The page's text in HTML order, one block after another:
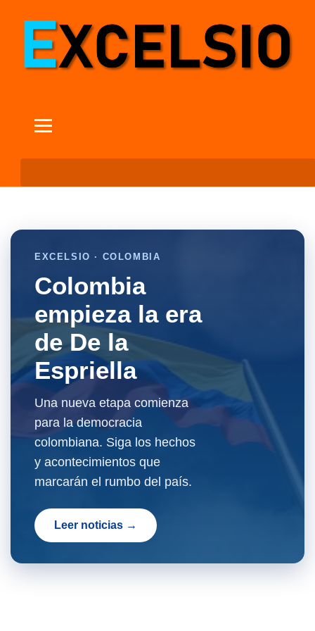
EXCELSIO · COLOMBIA
Colombia
empieza la era
de De la
Espriella
Una nueva etapa comienza
para la democracia
colombiana. Siga los hechos
y acontecimientos que
marcarán el rumbo del país.
Leer noticias →